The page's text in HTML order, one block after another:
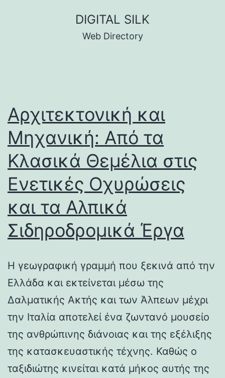
DIGITAL SILK
Web Directory
Αρχιτεκτονική και
Μηχανική: Από τα
Κλασικά Θεμέλια στις
Ενετικές Οχυρώσεις
και τα Αλπικά
Σιδηροδρομικά Έργα
Η γεωγραφική γραμμή που ξεκινά από την
Ελλάδα και εκτείνεται μέσω της
Δαλματικής Ακτής και των Άλπεων μέχρι
την Ιταλία αποτελεί ένα ζωντανό μουσείο
της ανθρώπινης διάνοιας και της εξέλιξης
της κατασκευαστικής τέχνης. Καθώς ο
ταξιδιώτης κινείται κατά μήκος αυτής της